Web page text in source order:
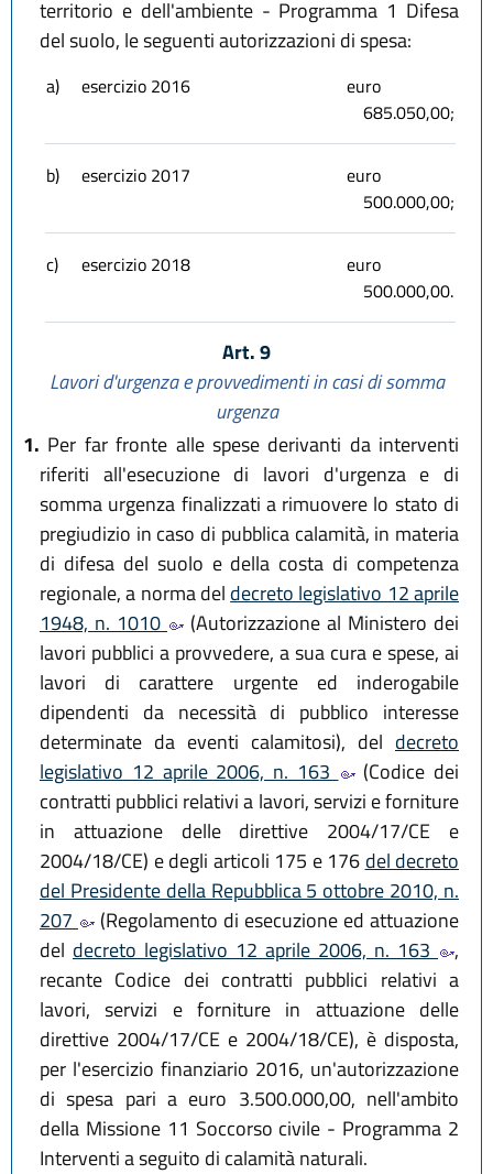
territorio e dell'ambiente - Programma 1 Difesa
del suolo, le seguenti autorizzazioni di spesa:
a) esercizio 2016
euro
685.050,00;
b) esercizio 2017
euro
500.000,00;
c) esercizio 2018
euro
500.000,00.
Art. 9
Lavori d'urgenza e provvedimenti in casi di somma
urgenza
1. Per far fronte alle spese derivanti da interventi
riferiti all'esecuzione di lavori d'urgenza e di
somma urgenza finalizzati a rimuovere lo stato di
pregiudizio in caso di pubblica calamità, in materia
di difesa del suolo e della costa di competenza
regionale, a norma del decreto legislativo 12 aprile
1948, n. 1010
(Autorizzazione al Ministero dei
lavori pubblici a provvedere, a sua cura e spese, ai
lavori di carattere urgente ed inderogabile
dipendenti da necessità di pubblico interesse
determinate da eventi calamitosi), del decreto
legislativo 12 aprile 2006, n. 163
(Codice dei
contratti pubblici relativi a lavori, servizi e forniture
in attuazione delle direttive 2004/17/CE e
2004/18/CE) e degli articoli 175 e 176 del decreto
del Presidente della Repubblica 5 ottobre 2010, n.
207
(Regolamento di esecuzione ed attuazione
del decreto legislativo 12 aprile 2006, n. 163
,
recante Codice dei contratti pubblici relativi a
lavori, servizi e forniture in attuazione delle
direttive 2004/17/CE e 2004/18/CE), è disposta,
per l'esercizio finanziario 2016, un'autorizzazione
di spesa pari a euro 3.500.000,00, nell'ambito
della Missione 11 Soccorso civile - Programma 2
Interventi a seguito di calamità naturali.